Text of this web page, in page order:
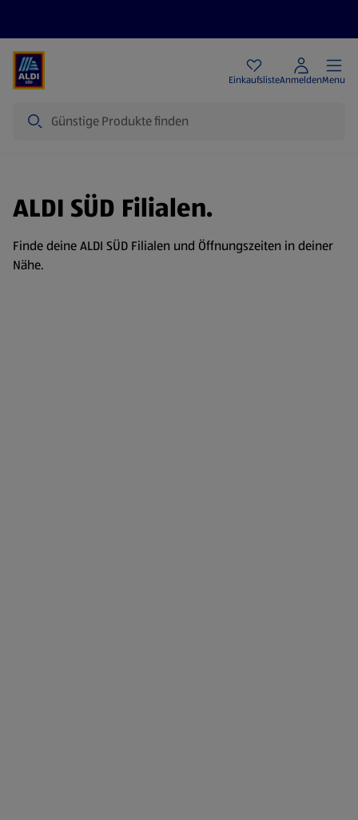
EinkaufslisteAnmeldenMenu
ALDI SÜD Filialen.
Finde deine ALDI SÜD Filialen und Öffnungszeiten in deiner
Nähe.